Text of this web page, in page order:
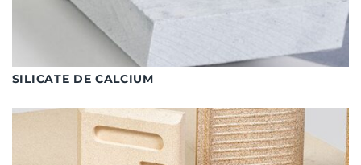
SILICATE DE CALCIUM